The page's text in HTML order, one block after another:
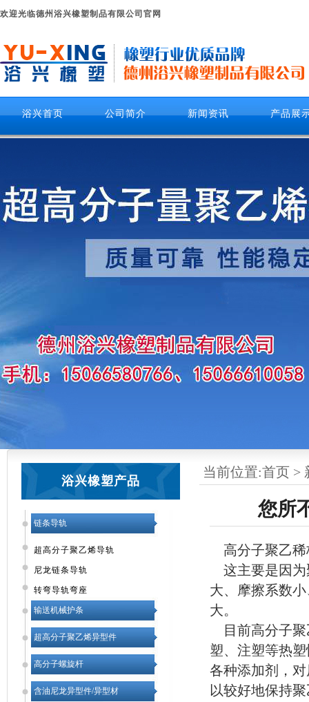
欢迎光临德州浴兴橡塑制品有限公司官网
浴兴首页 公司简介 新闻资讯 产品展
当前位置:首页 >
您所
高分子聚乙稀
这主要是因为
大、摩擦系数
大。
目前高分子聚
塑、注塑等热
各种添加剂，
以较好地保持
浴兴橡塑产品
链条导轨
超高分子聚乙烯导轨
尼龙链条导轨
转弯导轨弯座
输送机械护条
超高分子聚乙烯异型件
高分子螺旋杆
含油尼龙异型件/异型材